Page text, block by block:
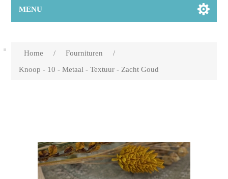
MENU
Home / Fournituren
/
Knoop - 10 - Metaal - Textuur - Zacht Goud